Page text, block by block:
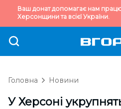
Ваш донат допомагає нам
Херсонщини та всієї України.
Головна Новини
У Херсоні